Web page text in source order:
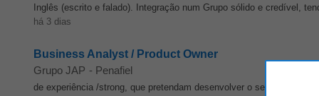
Inglês (escrito e falado). Integração num Grupo sólido e credível,
há 3 dias
Business Analyst / Product Owner
Grupo JAP - Penafiel
de experiência /strong, que pretendam desenvolver o seu percurso